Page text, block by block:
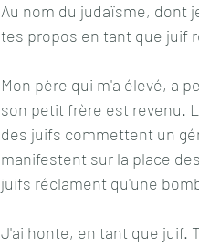
Au nom du judaïsme, dont
tes propos en tant que juif
Mon père qui m'a élevé, a
son petit frère est revenu.
des juifs commettent un
manifestent sur la place
juifs réclament qu'une
J'ai honte, en tant que juif.